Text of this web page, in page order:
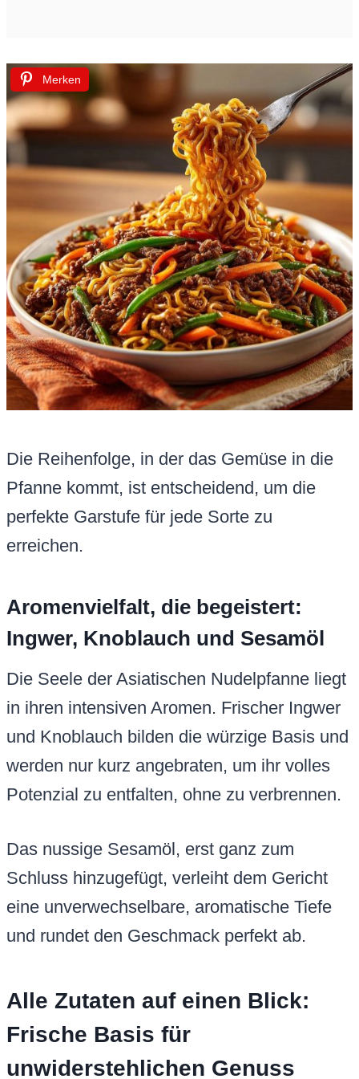
Merken
Die Reihenfolge, in der das Gemüse in die
Pfanne kommt, ist entscheidend, um die
perfekte Garstufe für jede Sorte zu
erreichen.
Aromenvielfalt, die begeistert:
Ingwer, Knoblauch und Sesamöl
Die Seele der Asiatischen Nudelpfanne liegt
in ihren intensiven Aromen. Frischer Ingwer
und Knoblauch bilden die würzige Basis und
werden nur kurz angebraten, um ihr volles
Potenzial zu entfalten, ohne zu verbrennen.
Das nussige Sesamöl, erst ganz zum
Schluss hinzugefügt, verleiht dem Gericht
eine unverwechselbare, aromatische Tiefe
und rundet den Geschmack perfekt ab.
Alle Zutaten auf einen Blick:
Frische Basis für
unwiderstehlichen Genuss